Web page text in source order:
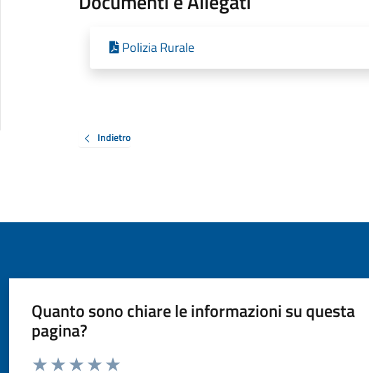
Polizia Rurale
Indietro
Quanto sono chiare le informazioni su questa
pagina?
Valuta da 1 a 5 stelle la pagina